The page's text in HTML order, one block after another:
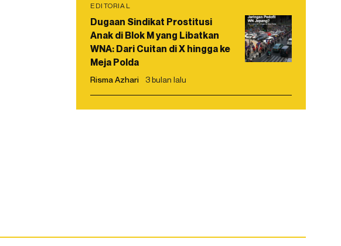
EDITORIAL
Dugaan Sindikat Prostitusi
Anak di Blok M yang Libatkan
WNA: Dari Cuitan di X hingga ke
Meja Polda
Risma Azhari 3 bulan lalu